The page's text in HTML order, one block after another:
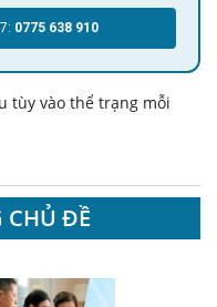
0775 638 910
tùy vào thể trạng mỗi
CHỦ ĐỀ